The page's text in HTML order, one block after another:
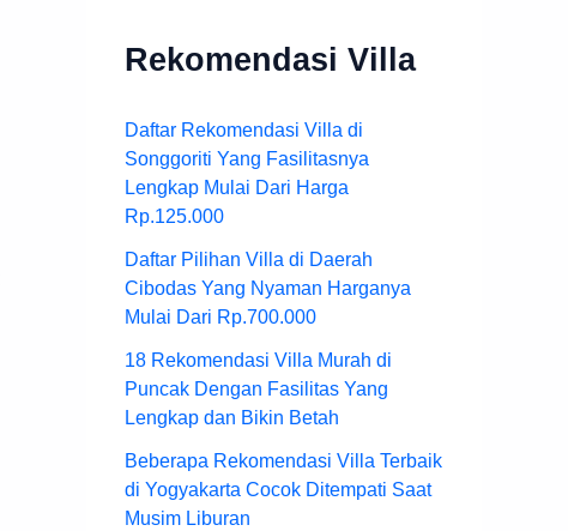
Rekomendasi Villa
Daftar Rekomendasi Villa di
Songgoriti Yang Fasilitasnya
Lengkap Mulai Dari Harga
Rp.125.000
Daftar Pilihan Villa di Daerah
Cibodas Yang Nyaman Harganya
Mulai Dari Rp.700.000
18 Rekomendasi Villa Murah di
Puncak Dengan Fasilitas Yang
Lengkap dan Bikin Betah
Beberapa Rekomendasi Villa Terbaik
di Yogyakarta Cocok Ditempati Saat
Musim Liburan